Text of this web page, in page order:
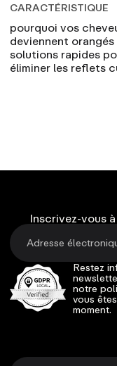
CARACTÉRISTIQUE
pourquoi vos
deviennent orangés
solutions rapides
éliminer les reflets
Inscrivez-vous
Restez
notre
vous
moment.